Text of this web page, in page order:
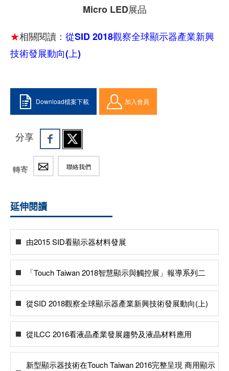
Micro LED展品
★相關閱讀： 從SID 2018觀察全球顯示器產業新興
技術發展動向(上)
Download檔案下載 加入會員
分享
轉寄 聯絡我們
延伸閱讀
由2015 SID看顯示器材料發展
「Touch Taiwan 2018智慧顯示與觸控展」報導系列二
從SID 2018觀察全球顯示器產業新興技術發展動向(上)
從ILCC 2016看液晶產業發展趨勢及液晶材料應用
新型顯示器技術在Touch Taiwan 2016完整呈現 商用顯示